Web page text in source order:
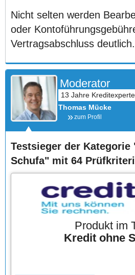
Nicht selten werden
oder
Vertragsabschluss deutlich.
Moderator
Thomas Mücke
zum Profil
Testsieger der Kategorie
Schufa" mit 64
Produkt im
Kredit ohne